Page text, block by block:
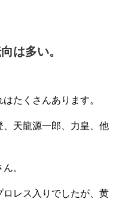
は多い。
たくさんあります。
天龍源一郎、力皇、他
ん。
レス入りでしたが、黄